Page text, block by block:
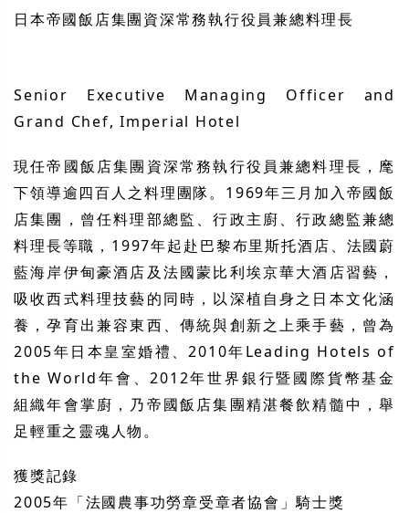
日本帝國飯店集團資深常務執行役員兼總料理長
Senior Executive Managing Officer and
Grand Chef, Imperial Hotel
現任帝國飯店集團資深常務執行役員兼總料理長，麾
下領導逾四百人之料理團隊。 1969年三月加入帝國飯
店集團，曾任料理部總監、行政主廚、行政總監兼總
料理長等職， 1997年起赴巴黎布里斯托酒店、法國蔚
藍海岸伊甸豪酒店及法國蒙比利埃京華大酒店習藝，
吸收西式料理技藝的同時，以深植自身之日本文化涵
養，孕育出兼容東西、傳統與創新之上乘手藝，曾為
2005年日本皇室婚禮、2010年Leading Hotels of
the World年會、2012年世界銀行暨國際貨幣基金
組織年會掌廚，乃帝國飯店集團精湛餐飲精髓中，舉
足輕重之靈魂人物。
獲獎記錄
2005年「法國農事功勞章受章者協會」騎士獎